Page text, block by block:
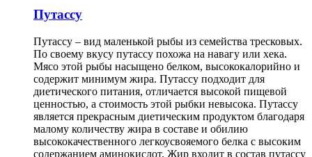
Путассу
Путассу – вид маленькой рыбы из семейства тресковых.
По своему вкусу путассу похожа на навагу или хека.
Мясо этой рыбы насыщено белком, высококалорийно и
содержит минимум жира. Путассу подходит для
диетического питания, отличается высокой пищевой
ценностью, а стоимость этой рыбки невысока. Путассу
является прекрасным диетическим продуктом благодаря
малому количеству жира в составе и обилию
высококачественного легкоусвояемого белка с высоким
содержанием аминокислот. Жир входит в состав путассу